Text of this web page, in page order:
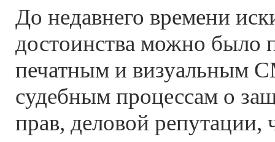
До недавнего времени
достоинства можно было
печатным и визуальным
судебным процессам о
прав, деловой репутации,